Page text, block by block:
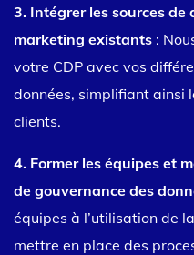
3. Intégrer les sources de
marketing existants :
votre CDP avec vos
données, simplifiant ainsi
clients.
4. Former les équipes et
de gouvernance des
équipes à l’utilisation de
mettre en place des